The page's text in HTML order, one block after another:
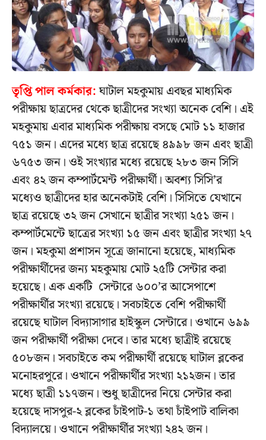
তৃপ্তি পাল কর্মকার:ঘাটাল মহকুমায় এবছর মাধ্যমিক
পরীক্ষায় ছাত্রদের থেকে ছাত্রীদের সংখ্যা অনেক বেশি। এই
মহকুমায় এবার মাধ্যমিক পরীক্ষায় বসছে মোট ১১ হাজার
৭৫১ জন। এদের মধ্যে ছাত্র রয়েছে ৪৯৯৮ জন এবং ছাত্রী
৬৭৫৩ জন। ওই সংখ্যার মধ্যে রয়েছে ২৮৩ জন সিসি
এবং ৪২ জন কম্পার্টমেন্ট পরীক্ষার্থী। অবশ্য সিসি’র
মধ্যেও ছাত্রীদের হার অনেকটাই বেশি। সিসিতে যেখানে
ছাত্র রয়েছে ৩২ জন সেখানে ছাত্রীর সংখ্যা ২৫১ জন।
কম্পার্টমেন্টে ছাত্রের সংখ্যা ১৫ জন এবং ছাত্রীর সংখ্যা ২৭
জন। মহকুমা প্রশাসন সূত্রে জানানো হয়েছে, মাধ্যমিক
পরীক্ষার্থীদের জন্য মহকুমায় মোট ২৫টি সেন্টার করা
হয়েছে। এক একটি সেন্টারে ৬০০’র আসেপাশে
পরীক্ষার্থীর সংখ্যা রয়েছে। সবচাইতে বেশি পরীক্ষার্থী
রয়েছে ঘাটাল বিদ্যাসাগার হাইস্কুল সেন্টারে। ওখানে ৬৯৯
জন পরীক্ষার্থী পরীক্ষা দেবে। তার মধ্যে ছাত্রীই রয়েছে
৫০৮জন। সবচাইতে কম পরীক্ষার্থী রয়েছে ঘাটাল ব্লকের
মনোহরপুরে। ওখানে পরীক্ষার্থীর সংখ্যা ২১২জন। তার
মধ্যে ছাত্রী ১১৭জন। শুধু ছাত্রীদের নিয়ে সেন্টার করা
হয়েছে দাসপুর-২ ব্লকের চাঁইপাট-১ তথা চাঁইপাট বালিকা
বিদ্যালয়ে। ওখানে পরীক্ষার্থীর সংখ্যা ২৪২ জন।